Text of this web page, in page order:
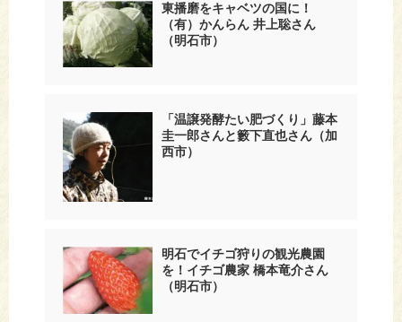
東播磨をキャベツの国に！
（有）かんらん 井上聡さん
（明石市）
「温譲発酵たい肥づくり」藤本
圭一郎さんと籔下直也さん（加
西市）
明石でイチゴ狩りの観光農園
を！イチゴ農家 橋本竜介さん
（明石市）